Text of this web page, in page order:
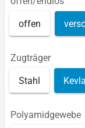
offen
Zugträger
Stahl
Polyamidgewebe